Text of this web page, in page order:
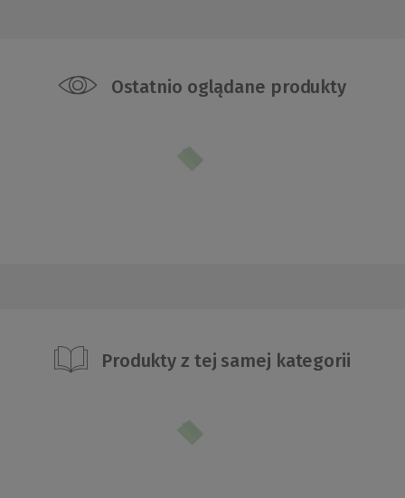
Ostatnio oglądane produkty
Produkty z tej samej kategorii